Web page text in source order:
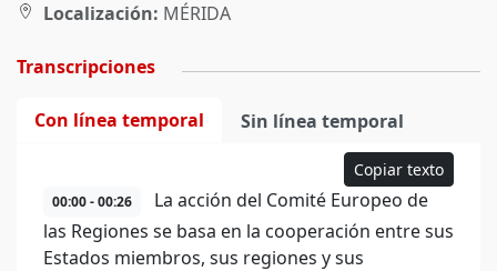
Localización: MÉRIDA
Transcripciones
Con línea temporal Sin línea temporal
Copiar texto
00:00 - 00:26
La acción del Comité Europeo de
las Regiones se basa en la cooperación entre sus
Estados miembros, sus regiones y sus